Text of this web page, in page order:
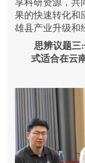
享科研资源，共
果的快速转化和
雄县产业升级和
思辨议题三
式适合在云